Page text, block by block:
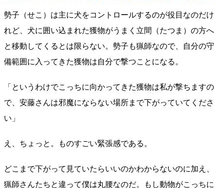
勢子（せこ）は主に犬をコントロールするのが役目なのだけ
れど、犬に囲い込まれた獲物がうまく立間（たつま）の方へ
と移動してくるとは限らない。勢子も猟師なので、自分の守
備範囲に入ってきた獲物は自分で撃つことになる。
「というわけでこっちに向かってきた獲物は私が撃ちますの
で、安藤さんは邪魔にならない場所まで下がっていてくださ
い」
え、ちょっと。ものすごい緊張感である。
どこまで下がって見ていたらいいのかわからないのに加え、
猟師さんたちと違って僕は丸腰なのだ。もし動物がこっちに